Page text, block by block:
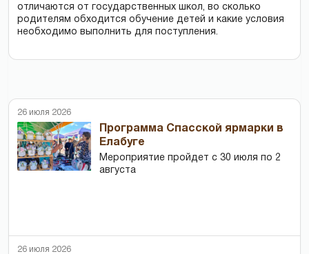
отличаются от государственных школ, во сколько
родителям обходится обучение детей и какие условия
необходимо выполнить для поступления.
26 июля 2026
Программа Спасской ярмарки в
Елабуге
Мероприятие пройдет с 30 июля по 2
августа
26 июля 2026